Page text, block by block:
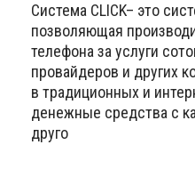
Система CLICK– это
позволяющая
телефона за услуги
провайдеров и других
в традиционных и
денежные средства с
друго